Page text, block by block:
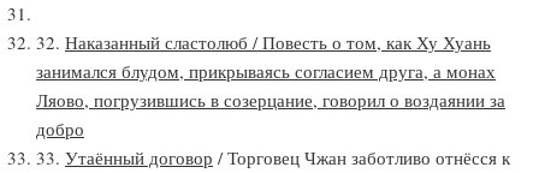
32. Наказанный сластолюб / Повесть о том, как Ху Хуань
занимался блудом, прикрываясь согласием друга, а монах
Ляово, погрузившись в созерцание, говорил о воздаянии за
добро
33. Утаённый договор / Торговец Чжан заботливо отнёсся к